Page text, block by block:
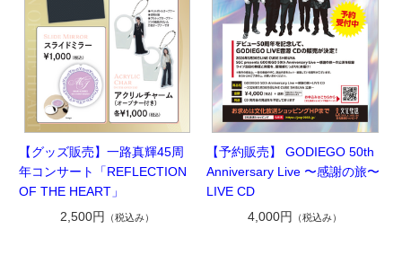
【グッズ販売】一路真輝45周
年コンサート「REFLECTION
OF THE HEART」
2,500円
（税込み）
【予約販売】 GODIEGO 50th
Anniversary Live 〜感謝の旅〜
LIVE CD
4,000円
（税込み）